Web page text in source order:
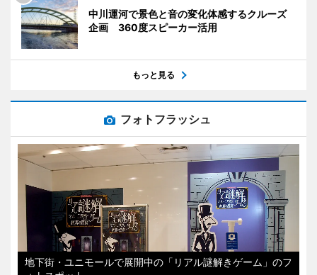
中川運河で景色と音の変化体感するクルーズ
企画 360度スピーカー活用
もっと見る
フォトフラッシュ
地下街・ユニモールで展開中の「リアル謎解きゲーム」のフ